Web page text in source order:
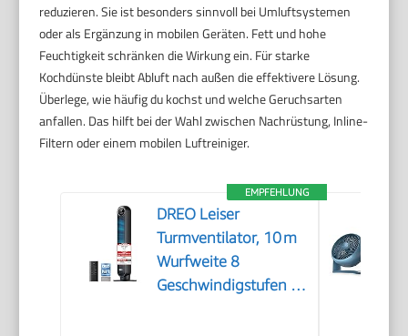
reduzieren. Sie ist besonders sinnvoll bei Umluftsystemen
oder als Ergänzung in mobilen Geräten. Fett und hohe
Feuchtigkeit schränken die Wirkung ein. Für starke
Kochdünste bleibt Abluft nach außen die effektivere Lösung.
Überlege, wie häufig du kochst und welche Geruchsarten
anfallen. Das hilft bei der Wahl zwischen Nachrüstung, Inline-
Filtern oder einem mobilen Luftreiniger.
EMPFEHLUNG
DREO Leiser
Turmventilator, 10 m
Wurfweite 8
Geschwindigstufen 4